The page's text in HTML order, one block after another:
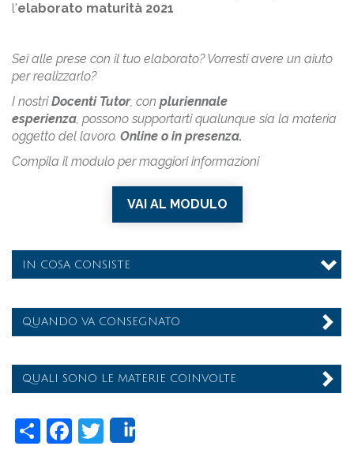
l'elaborato maturità 2021
Sei alle prese con il tuo elaborato? Vorresti avere un aiuto
per realizzarlo?
I nostriDocenti Tutor, con pluriennale
esperienza, possono supportarti qualunque sia la materia
oggetto del lavoro. Online o in presenza.
Compila il modulo per maggiori informazioni
VAI AL MODULO
IN COSA CONSISTE
QUANDO VA CONSEGNATO
QUALI SONO LE MATERIE COINVOLTE
ShareFacebook
Twitter